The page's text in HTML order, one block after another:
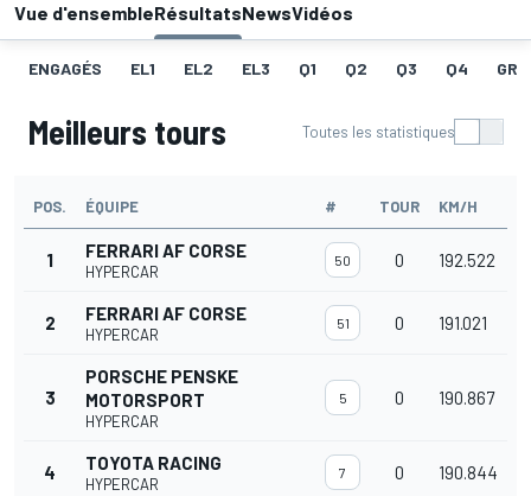
Vue d'ensembleRésultatsNewsVidéos
ENGAGÉS EL1 EL2 EL3 Q1 Q2 Q3 Q4
Meilleurs tours Toutes les statistiques
POS. ÉQUIPE # TOUR KM/H
1 FERRARI AF CORSE
HYPERCAR
50 0 192.522
2 FERRARI AF CORSE
HYPERCAR
51 0 191.021
3
PORSCHE PENSKE
MOTORSPORT
HYPERCAR
5 0 190.867
4 TOYOTA RACING
HYPERCAR
7 0 190.844